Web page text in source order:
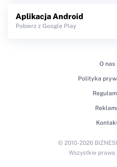
Aplikacja Android
Pobierz z Google Play
O nas
Polityka
© 2010-2026
Wszystkie prawa